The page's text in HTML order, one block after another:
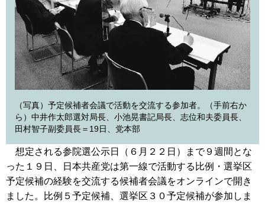
（写真）予定候補者会議で活動を交流する参加者。（手前右か
ら）中井作太郎選対局長、小池晃書記局長、志位和夫委員長、
田村智子副委員長＝19日、党本部
想定される参院選公示日（６月２２日）まで９週間とな
った１９日、日本共産党は第一線で活動する比例・選挙区
予定候補の経験を交流する候補者会議をオンラインで開き
ました。比例５予定候補、選挙区３０予定候補が参加しま